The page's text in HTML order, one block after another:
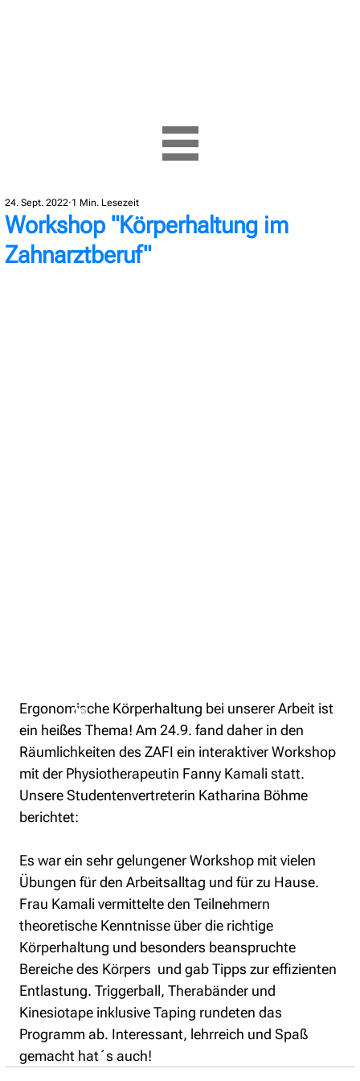
Workshop "Körperhaltung im
Zahnarztberuf"
24. Sept. 2022 1 Min. Lesezeit
Ergonomische Körperhaltung bei unserer Arbeit ist
ein heißes Thema! Am 24.9. fand daher in den
Räumlichkeiten des ZAFI ein interaktiver Workshop
mit der Physiotherapeutin Fanny Kamali statt.
Unsere Studentenvertreterin Katharina Böhme
berichtet:
Es war ein sehr gelungener Workshop mit vielen
Übungen für den Arbeitsalltag und für zu Hause.
Frau Kamali vermittelte den Teilnehmern
theoretische Kenntnisse über die richtige
Körperhaltung und besonders beanspruchte
Bereiche des Körpers  und gab Tipps zur effizienten
Entlastung. Triggerball, Therabänder und
Kinesiotape inklusive Taping rundeten das
Programm ab. Interessant, lehrreich und Spaß
gemacht hat´s auch!